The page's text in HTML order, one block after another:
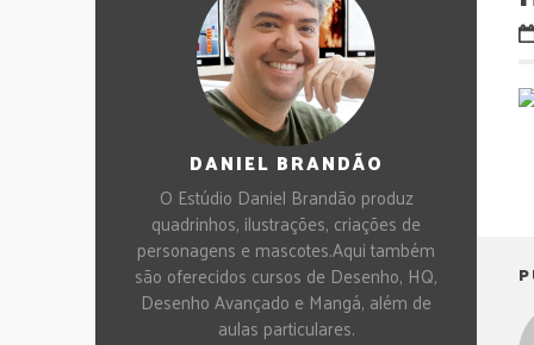
DANIEL BRANDÃO
O Estúdio Daniel Brandão produz
quadrinhos, ilustrações, criações de
personagens e mascotes.Aqui também
são oferecidos cursos de Desenho, HQ,
Desenho Avançado e Mangá, além de
aulas particulares.